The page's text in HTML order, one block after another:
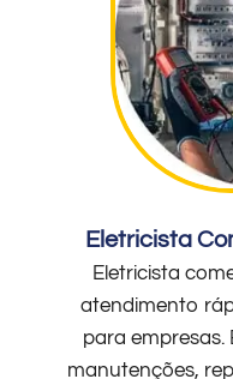
Eletricista
Eletricista
atendimento
para empresas.
manutenções,